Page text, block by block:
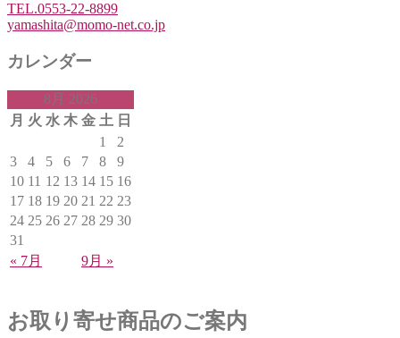
TEL.0553-22-8899
yamashita@momo-net.co.jp
カレンダー
8月 2026
月 火 水 木 金 土 日
1
2
3
4 5 6 7 8
9
10 11 12 13 14 15 16
17 18 19 20 21 22 23
24 25 26 27 28 29 30
31
« 7月
9月 »
お取り寄せ商品のご案内